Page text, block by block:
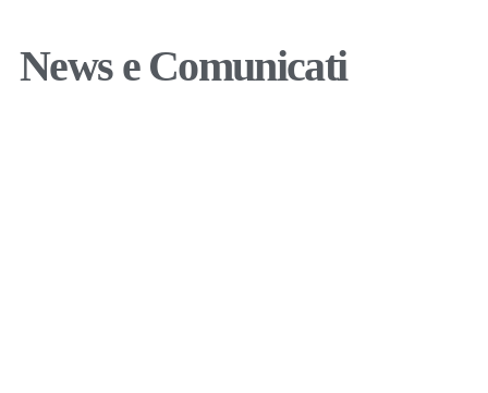
News e Comunicati